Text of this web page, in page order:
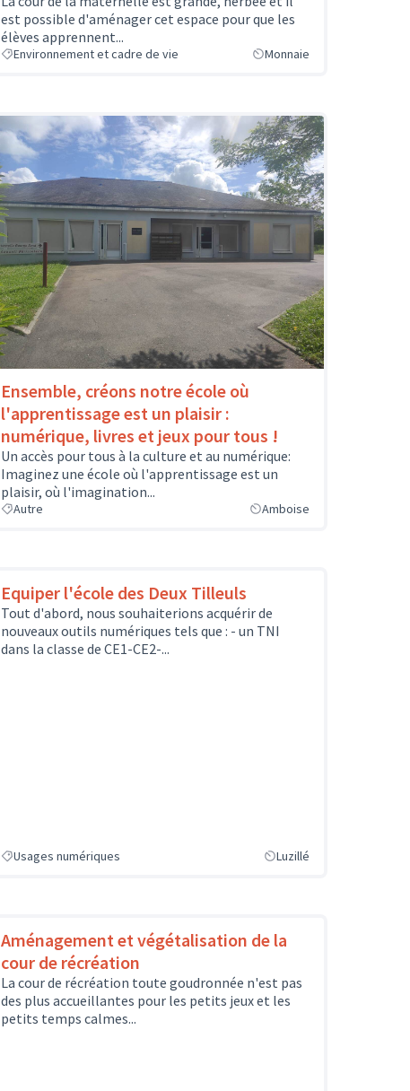
est possible d'aménager cet espace pour que les
élèves apprennent...
Environnement et cadre de vie Monnaie
Ensemble, créons notre école où
l'apprentissage est un plaisir :
numérique, livres et jeux pour tous !
Un accès pour tous à la culture et au numérique:
Imaginez une école où l'apprentissage est un
plaisir, où l'imagination...
Autre Amboise
Equiper l'école des Deux Tilleuls
Tout d'abord, nous souhaiterions acquérir de
nouveaux outils numériques tels que : - un TNI
dans la classe de CE1-CE2-...
Usages numériques Luzillé
Aménagement et végétalisation de la
cour de récréation
La cour de récréation toute goudronnée n'est pas
des plus accueillantes pour les petits jeux et les
petits temps calmes...